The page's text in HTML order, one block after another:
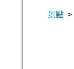
景點 >